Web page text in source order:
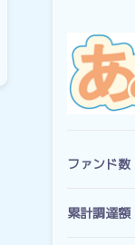
ファンド数
累計調達額